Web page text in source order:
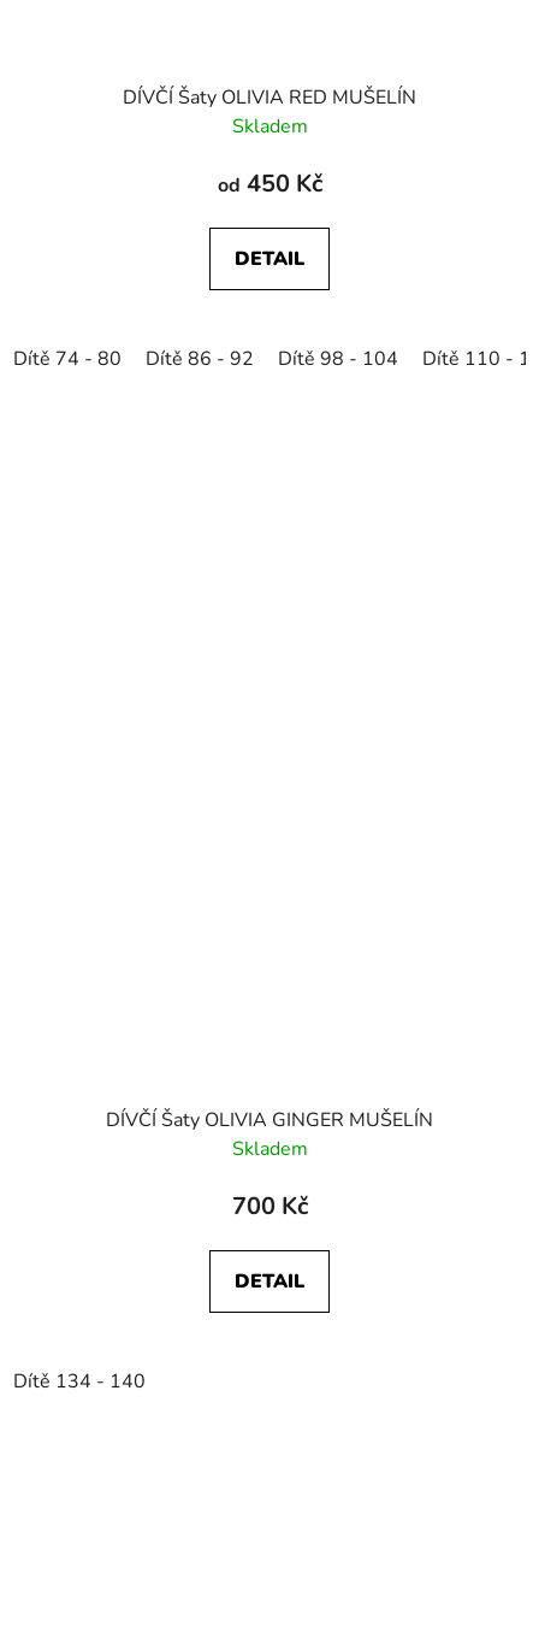
DÍVČÍ Šaty OLIVIA RED MUŠELÍN
Skladem
od 450 Kč
DETAIL
Dítě 74 - 80 Dítě 86 - 92 Dítě 98 - 104 Dítě 110 -
DÍVČÍ Šaty OLIVIA GINGER MUŠELÍN
Skladem
700 Kč
DETAIL
Dítě 134 - 140